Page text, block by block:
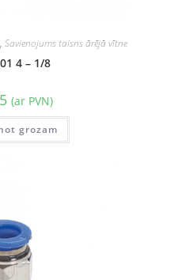
, Savienojums taisns ārējā vītne
4 – 1/8
(ar PVN)
grozam